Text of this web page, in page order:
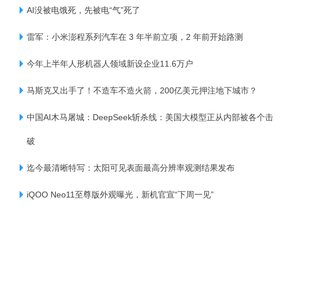
AI没被电饿死，先被电“气”死了
雷军：小米澎程系列汽车在 3 年半前立项，2 年前开始路测
今年上半年人形机器人领域新设企业11.6万户
马斯克又出手了！不造车不造火箭，200亿美元押注地下城市？
中国AI木马屠城：DeepSeek斩杀线：美国大模型正从内部被各个击
破
迄今最清晰特写：太阳可见表面最高分辨率观测结果发布
iQOO Neo11至尊版外观曝光，新机官宣“下周一见”